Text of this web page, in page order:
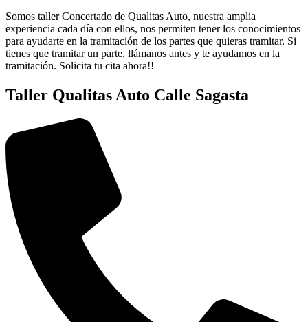
Somos taller Concertado de Qualitas Auto, nuestra amplia
experiencia cada día con ellos, nos permiten tener los conocimientos
para ayudarte en la tramitación de los partes que quieras tramitar. Si
tienes que tramitar un parte, llámanos antes y te ayudamos en la
tramitación. Solicita tu cita ahora!!
Taller Qualitas Auto Calle Sagasta